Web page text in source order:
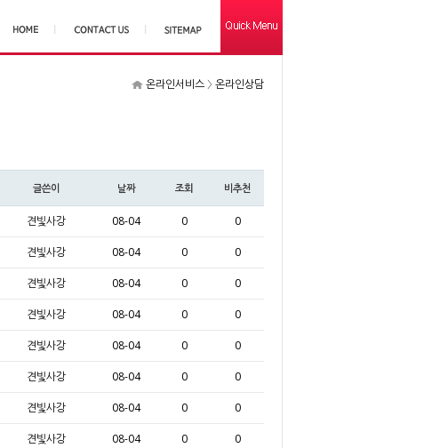
온라인서비스 〉 온라인상담
글쓴이 날짜 조회 비추천
견빛사강 08-04 0 0
견빛사강 08-04 0 0
견빛사강 08-04 0 0
견빛사강 08-04 0 0
견빛사강 08-04 0 0
견빛사강 08-04 0 0
견빛사강 08-04 0 0
견빛사강 08-04 0 0